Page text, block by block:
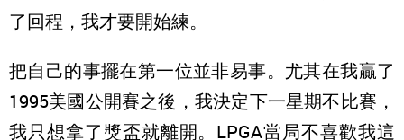
了回程，我才要開始練。
把自己的事擺在第一位並非易事。尤其在我贏了
1995美國公開賽之後，我決定下一星期不比賽，
我只想拿了獎盃就離開。LPGA當局不喜歡我這